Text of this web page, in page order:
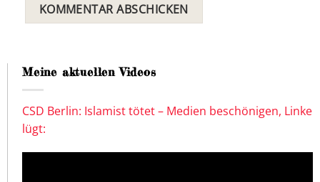
Meine aktuellen Videos
CSD Berlin: Islamist tötet – Medien beschönigen, Linke
lügt: